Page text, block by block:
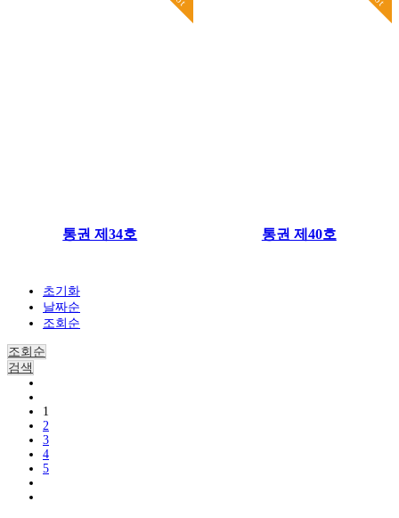
통권 제34호 통권 제40호
초기화
날짜순
조회순
조회순
검색
1
2
3
4
5